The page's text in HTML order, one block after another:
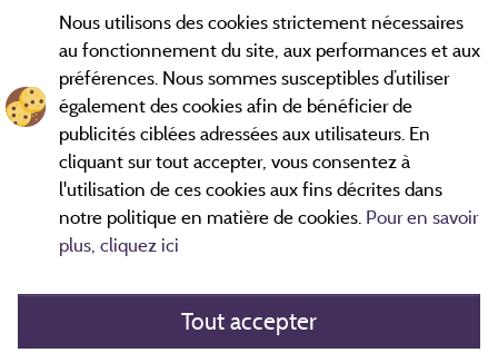
2 km © OpenStreetMap contributors
Contacter le camping
Nous utilisons des cookies strictement nécessaires
au fonctionnement du site, aux performances et aux
préférences. Nous sommes susceptibles d’utiliser
également des cookies afin de bénéficier de
publicités ciblées adressées aux utilisateurs. En
cliquant sur tout accepter, vous consentez à
l'utilisation de ces cookies aux fins décrites dans
notre politique en matière de cookies. Pour en savoir
plus, cliquez ici
Tout accepter